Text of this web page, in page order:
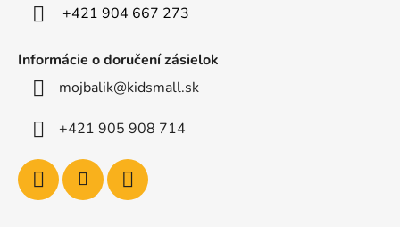
+421 904 667 273
Informácie o doručení zásielok
mojbalik@kidsmall.sk
+421 905 908 714